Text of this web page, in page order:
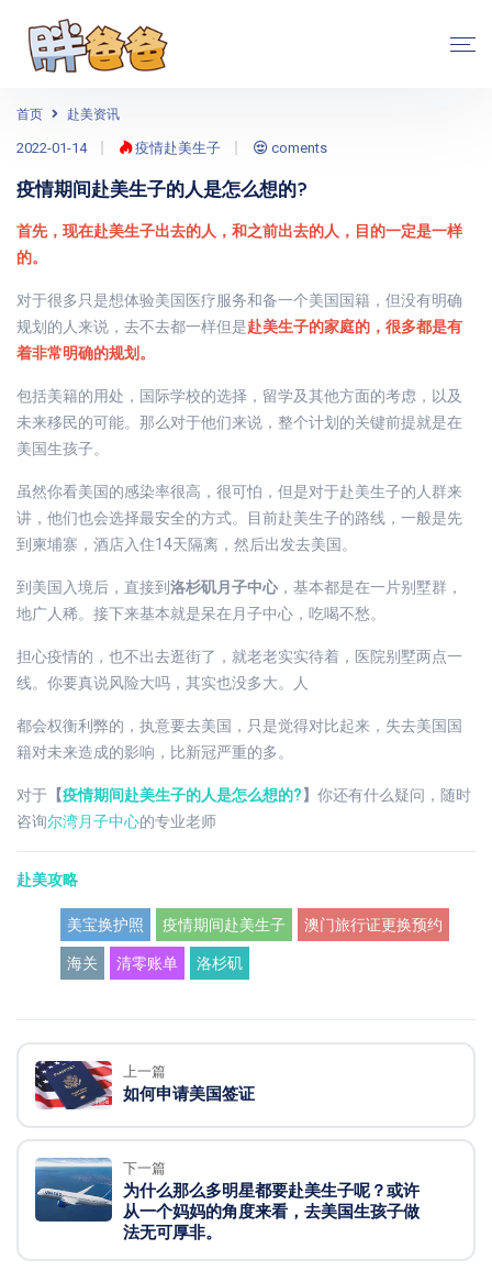
首页 赴美资讯
2022-01-14 疫情赴美生子 coments
疫情期间赴美生子的人是怎么想的?
首先，现在赴美生子出去的人，和之前出去的人，目的一定是一样
的。
对于很多只是想体验美国医疗服务和备一个美国国籍，但没有明确
规划的人来说，去不去都一样但是赴美生子的家庭的，很多都是有
着非常明确的规划。
包括美籍的用处，国际学校的选择，留学及其他方面的考虑，以及
未来移民的可能。那么对于他们来说，整个计划的关键前提就是在
美国生孩子。
虽然你看美国的感染率很高，很可怕，但是对于赴美生子的人群来
讲，他们也会选择最安全的方式。目前赴美生子的路线，一般是先
到柬埔寨，酒店入住14天隔离，然后出发去美国。
到美国入境后，直接到 洛杉矶月子中心，基本都是在一片别墅群，
地广人稀。接下来基本就是呆在月子中心，吃喝不愁。
担心疫情的，也不出去逛街了，就老老实实待着，医院别墅两点一
线。你要真说风险大吗，其实也没多大。人
都会权衡利弊的，执意要去美国，只是觉得对比起来，失去美国国
籍对未来造成的影响，比新冠严重的多。
对于 【疫情期间赴美生子的人是怎么想的?】 你还有什么疑问，随时
咨询尔湾月子中心的专业老师
赴美攻略
美宝换护照 疫情期间赴美生子 澳门旅行证更换预约
海关 清零账单 洛杉矶
上一篇
如何申请美国签证
下一篇
为什么那么多明星都要赴美生子呢？或许
从一个妈妈的角度来看，去美国生孩子做
法无可厚非。